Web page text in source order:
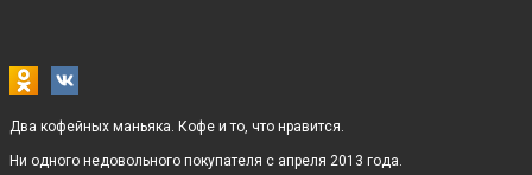
Два кофейных маньяка. Кофе и то, что нравится.
Ни одного недовольного покупателя с апреля 2013 года.